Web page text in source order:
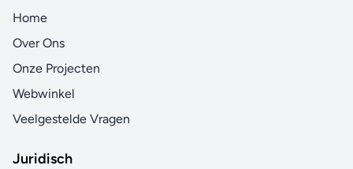
Home
Over Ons
Onze Projecten
Webwinkel
Veelgestelde Vragen
Juridisch